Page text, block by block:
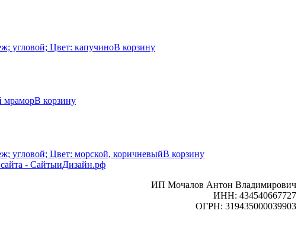
угловой; Цвет: капучиноВ корзину
мраморВ корзину
угловой; Цвет: морской, коричневыйВ корзину
сайта - СайтыиДизайн.рф
ИП Мочалов Антон Владимирович
ИНН: 434540667727
ОГРН: 319435000039903